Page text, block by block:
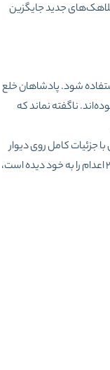
کلاهک‌های جدید جایگزین
شود. پادشاهان خلع
ناگفته نماند که
جزئیات کامل روی دیوار
برج لندن حک شده‌ است که از دیدنی‌های این برج به‌حساب می‌آید. فردی به نام هیو این صور فلکی را ترسیم کرده است. این زندان 22 اعدام را به خود دیده است،